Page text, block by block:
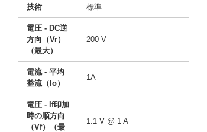
技術 標準
電圧 - DC逆
方向（Vr）
（最大）
200 V
電流 - 平均
整流（Io）
1A
電圧 - If印加
時の順方向
（Vf）（最
1.1 V @ 1 A